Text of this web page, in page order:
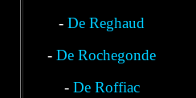
-De Reghaud
-De Rochegonde
- De Roffiac